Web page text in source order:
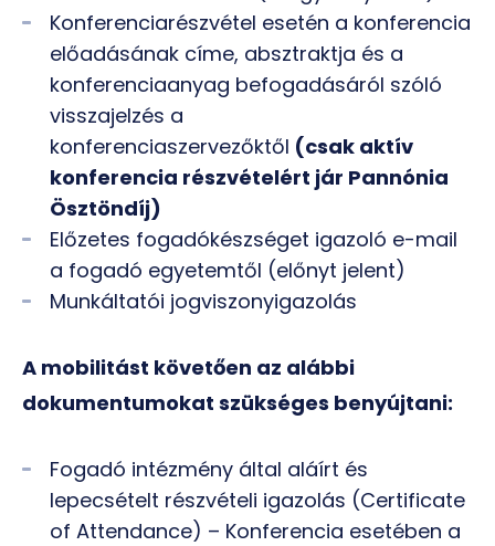
Konferenciarészvétel esetén a konferencia
előadásának címe, absztraktja és a
konferenciaanyag befogadásáról szóló
visszajelzés a
konferenciaszervezőktől (csak aktív
konferencia részvételért jár Pannónia
Ösztöndíj)
Előzetes fogadókészséget igazoló e-mail
a fogadó egyetemtől (előnyt jelent)
Munkáltatói jogviszonyigazolás
A mobilitást követően az alábbi
dokumentumokat szükséges benyújtani:
Fogadó intézmény által aláírt és
lepecsételt részvételi igazolás (Certificate
of Attendance) – Konferencia esetében a